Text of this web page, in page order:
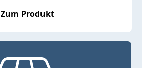
Zum Produkt